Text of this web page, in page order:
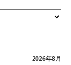
2026年8月